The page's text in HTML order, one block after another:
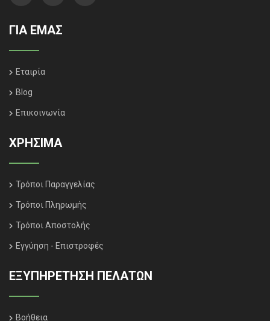
ΓΙΑ ΕΜΑΣ
Εταιρία
Blog
Επικοινωνία
ΧΡΗΣΙΜΑ
Τρόποι Παραγγελίας
Τρόποι Πληρωμής
Τρόποι Αποστολής
Εγγύηση - Επιστροφές
ΕΞΥΠΗΡΈΤΗΣΗ ΠΕΛΑΤΏΝ
Βοήθεια